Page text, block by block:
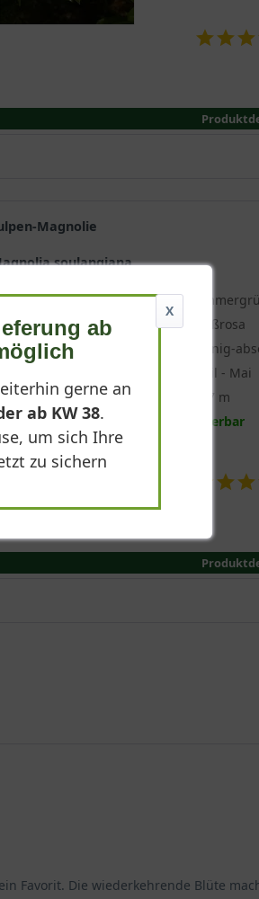
Magnolie
Magnolia soulangiana
Weißrosa
Sonnig-
April - Mai
4 - 7 m
Lieferbar
Favorit. Die wiederkehrende Blüte
X
ab
gerne an
ab KW 38.
um sich Ihre
zu sichern